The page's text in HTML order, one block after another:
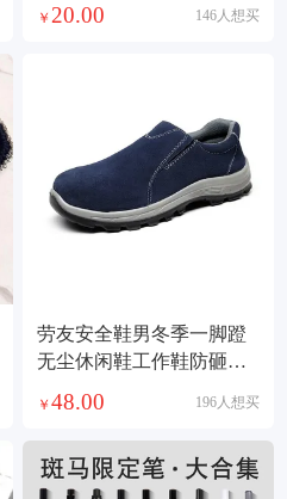
灯
￥ 20.00 146人想买
劳友安全鞋男冬季一脚蹬
无尘休闲鞋工作鞋防砸穿
￥48.00 196人想买